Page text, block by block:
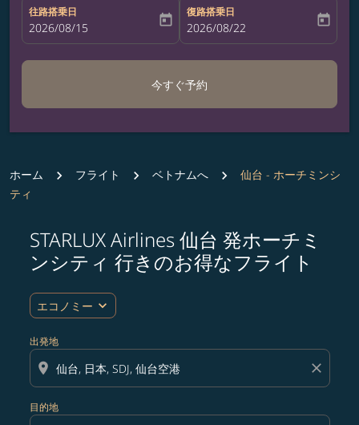
往路搭乗日
fc-booking-departure-date-aria-label
2026/08/15 today
復路搭乗日
fc-booking-return-date-aria-label
2026/08/22 today
今すぐ予約
ホーム フライト ベトナムへ
仙台 - ホーチミンシ
ティ
STARLUX Airlines 仙台 発ホーチミ
ンシティ 行きのお得なフライト
エコノミー expand_more
出発地
location_on close
目的地
ルート (出発地および/または目的地) を更新するか、以